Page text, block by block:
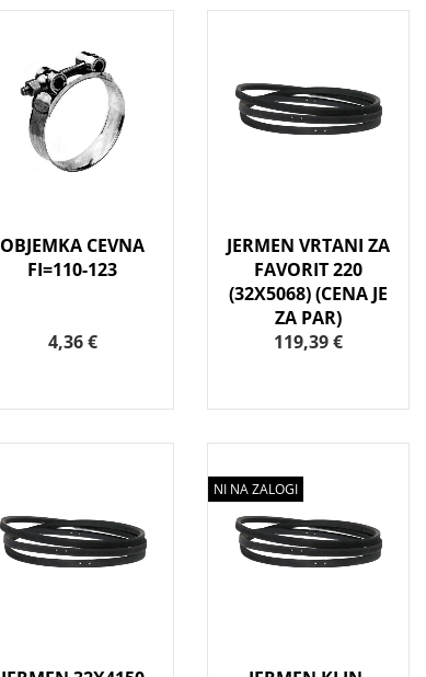
OBJEMKA CEVNA
FI=110-123
4,36 €
JERMEN VRTANI ZA
FAVORIT 220
(32X5068) (CENA JE
ZA PAR)
119,39 €
NI NA ZALOGI